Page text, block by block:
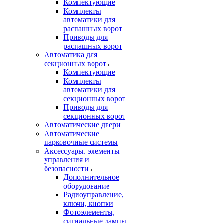
Компектующие
Комплекты
автоматики для
распашных ворот
Приводы для
распашных ворот
Автоматика для
секционных ворот
Компектующие
Комплекты
автоматики для
секционных ворот
Приводы для
секционных ворот
Автоматические двери
Автоматические
парковочные системы
Аксессуары, элементы
управления и
безопасности
Дополнительное
оборудование
Радиоуправление,
ключи, кнопки
Фотоэлементы,
сигнальные лампы